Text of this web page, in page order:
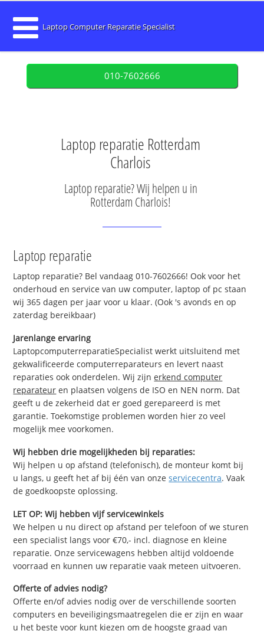
Laptop Computer Reparatie Specialist
010-7602666
Laptop reparatie Rotterdam
Charlois
Laptop reparatie? Wij helpen u in
Rotterdam Charlois!
Laptop reparatie
Laptop reparatie? Bel vandaag 010-7602666! Ook voor het
onderhoud en service van uw computer, laptop of pc staan
wij 365 dagen per jaar voor u klaar. (Ook 's avonds en op
zaterdag bereikbaar)
Jarenlange ervaring
LaptopcomputerreparatieSpecialist werkt uitsluitend met
gekwalificeerde computerreparateurs en levert naast
reparaties ook onderdelen. Wij zijnerkend computer
reparateur en plaatsen volgens de ISO en NEN norm. Dat
geeft u de zekerheid dat er goed gerepareerd is met
garantie. Toekomstige problemen worden hier zo veel
mogelijk mee voorkomen.
Wij hebben drie mogelijkheden bij reparaties:
Wij helpen u op afstand (telefonisch), de monteur komt bij
u langs, u geeft het af bij één van onzeservicecentra. Vaak
de goedkoopste oplossing.
LET OP: Wij hebben vijf servicewinkels
We helpen u nu direct op afstand per telefoon of we sturen
een specialist langs voor €70,- incl. diagnose en kleine
reparatie. Onze servicewagens hebben altijd voldoende
voorraad en kunnen uw reparatie vaak meteen uitvoeren.
Offerte of advies nodig?
Offerte en/of advies nodig over de verschillende soorten
computers en beveiligingsmaatregelen die er zijn en waar
u het beste voor kunt kiezen om de hoogste graad van